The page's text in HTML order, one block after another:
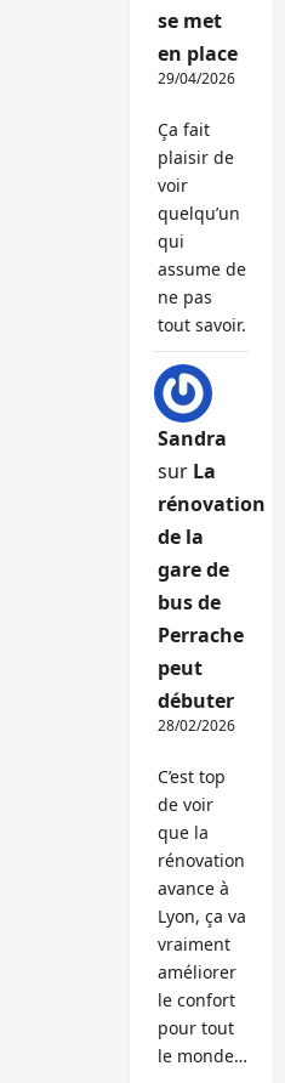
se met
en place
29/04/2026
Ça fait
plaisir de
voir
quelqu’un
qui
assume de
ne pas
tout savoir.
Sandra
sur La
rénovation
de la
gare de
bus de
Perrache
peut
débuter
28/02/2026
C’est top
de voir
que la
rénovation
avance à
Lyon, ça va
vraiment
améliorer
le confort
pour tout
le monde…